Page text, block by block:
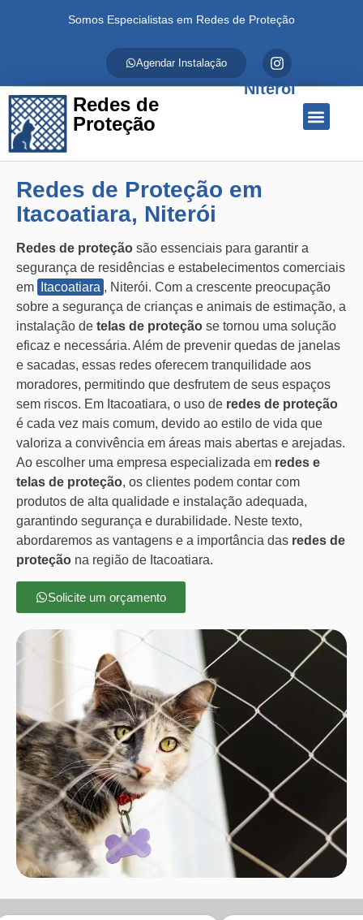
Somos Especialistas em Redes de Proteção
Agendar Instalação
Redes de
Proteção
Niterói
Redes de Proteção em
Itacoatiara, Niterói
Redes de proteção são essenciais para garantir a
segurança de residências e estabelecimentos comerciais
em
Itacoatiara , Niterói. Com a crescente preocupação
sobre a segurança de crianças e animais de estimação, a
instalação de telas de proteção se tornou uma solução
eficaz e necessária. Além de prevenir quedas de janelas
e sacadas, essas redes oferecem tranquilidade aos
moradores, permitindo que desfrutem de seus espaços
sem riscos. Em Itacoatiara, o uso de redes de proteção
é cada vez mais comum, devido ao estilo de vida que
valoriza a convivência em áreas mais abertas e arejadas.
Ao escolher uma empresa especializada em redes e
telas de proteção, os clientes podem contar com
produtos de alta qualidade e instalação adequada,
garantindo segurança e durabilidade. Neste texto,
abordaremos as vantagens e a importância das redes de
proteção na região de Itacoatiara.
Solicite um orçamento